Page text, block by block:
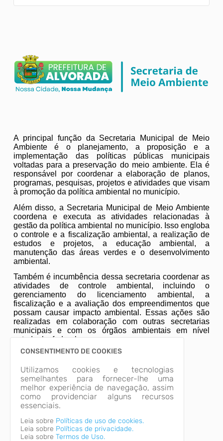
A principal função da Secretaria Municipal de Meio
Ambiente é o planejamento, a proposição e a
implementação das políticas públicas municipais
voltadas para a preservação do meio ambiente. Ela é
responsável por coordenar a elaboração de planos,
programas, pesquisas, projetos e atividades que visam
à promoção da política ambiental no município.
Além disso, a Secretaria Municipal de Meio Ambiente
coordena e executa as atividades relacionadas à
gestão da política ambiental no município. Isso engloba
o controle e a fiscalização ambiental, a realização de
estudos e projetos, a educação ambiental, a
manutenção das áreas verdes e o desenvolvimento
ambiental.
Também é incumbência dessa secretaria coordenar as
atividades de controle ambiental, incluindo o
gerenciamento do licenciamento ambiental, a
fiscalização e a avaliação dos empreendimentos que
possam causar impacto ambiental. Essas ações são
realizadas em colaboração com outras secretarias
municipais e com os órgãos ambientais em nível
estadual e federal.
CONSENTIMENTO DE COOKIES
Utilizamos cookies e tecnologias
semelhantes para fornecer-lhe uma
melhor experiência de navegação, assim
como providenciar alguns recursos
essenciais.
Leia sobre Políticas de uso de cookies.
Leia sobre Políticas de privacidade.
Leia sobre Termos de Uso.